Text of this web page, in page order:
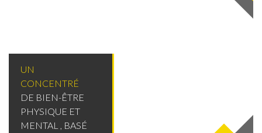
UN
CONCENTRÉ
DE BIEN-ÊTRE
PHYSIQUE ET
MENTAL , BASÉ